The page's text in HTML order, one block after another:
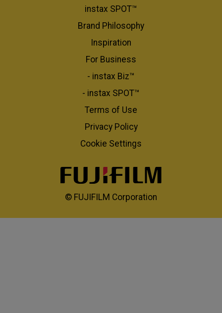
instax SPOT™
Brand Philosophy
Inspiration
For Business​
- instax Biz™
- instax SPOT™
Terms of Use
Privacy Policy
Cookie Settings
© FUJIFILM Corporation